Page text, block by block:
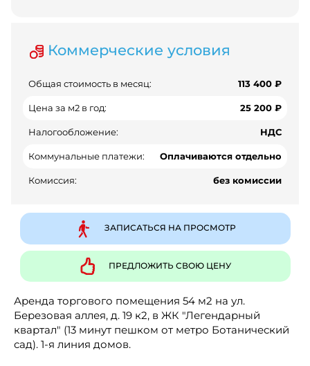
Коммерческие условия
Общая стоимость в месяц: 113 400 ₽
Цена за м2 в год: 25 200 ₽
Налогообложение: НДС
Коммунальные платежи: Оплачиваются отдельно
Комиссия: без комиссии
ЗАПИСАТЬСЯ НА ПРОСМОТР
ПРЕДЛОЖИТЬ СВОЮ ЦЕНУ
Аренда торгового помещения 54 м2 на ул.
Березовая аллея, д. 19 к2, в ЖК "Легендарный
квартал" (13 минут пешком от метро Ботанический
сад). 1-я линия домов.